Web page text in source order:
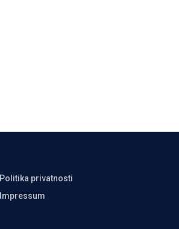
Politika privatnosti
Impressum